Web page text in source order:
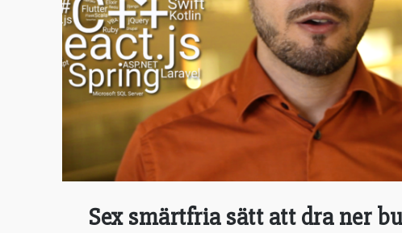
Sex smärtfria sätt att dra ner